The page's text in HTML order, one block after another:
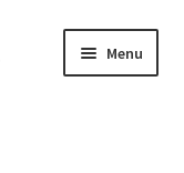
Menu